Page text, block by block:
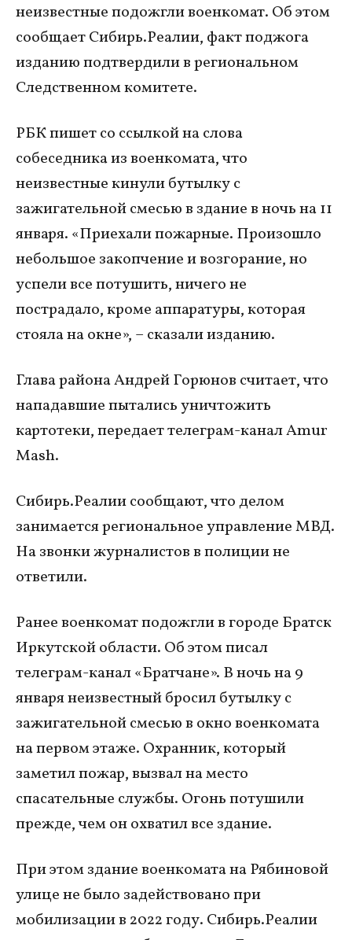
неизвестные подожгли военкомат. Об этом
сообщает Сибирь.Реалии, факт поджога
изданию подтвердили в региональном
Следственном комитете.
РБК пишет со ссылкой на слова
собеседника из военкомата, что
неизвестные кинули бутылку с
зажигательной смесью в здание в ночь на 11
января. «Приехали пожарные. Произошло
небольшое закопчение и возгорание, но
успели все потушить, ничего не
пострадало, кроме аппаратуры, которая
стояла на окне», – сказали изданию.
Глава района Андрей Горюнов считает, что
нападавшие пытались уничтожить
картотеки, передает телеграм-канал Amur
Mash.
Сибирь.Реалии сообщают, что делом
занимается региональное управление МВД.
На звонки журналистов в полиции не
ответили.
Ранее военкомат подожгли вгороде Братск
Иркутской области. Об этом писал
телеграм-канал «Братчане». В ночь на 9
января неизвестный бросил бутылку с
зажигательной смесью в окно военкомата
на первом этаже. Охранник, который
заметил пожар, вызвал на место
спасательные службы. Огонь потушили
прежде, чем он охватил все здание.
При этом здание военкомата на Рябиновой
улице не было задействовано при
мобилизации в 2022 году. Сибирь.Реалии